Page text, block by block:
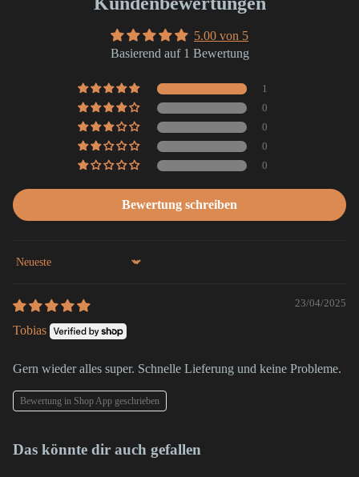
5.00 von 5
Basierend auf 1 Bewertung
1
0
0
0
0
Bewertung schreiben
Sort by
23/04/2025
Tobias
Gern wieder alles super. Schnelle Lieferung und keine Probleme.
Bewertung in Shop App geschrieben
Das könnte dir auch gefallen